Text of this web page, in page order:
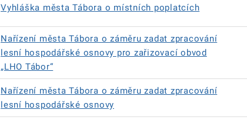
Vyhláška města Tábora o místních poplatcích
Nařízení města Tábora o záměru zadat zpracování
lesní hospodářské osnovy pro zařizovací obvod
„LHO Tábor“
Nařízení města Tábora o záměru zadat zpracování
lesní hospodářské osnovy